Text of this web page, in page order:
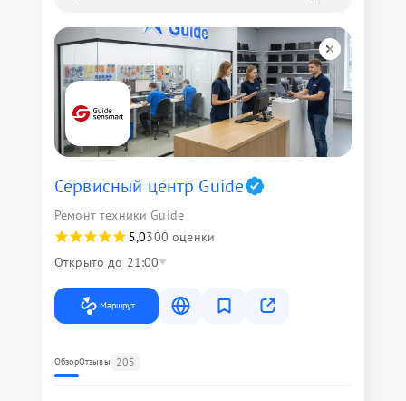
Сервисный центр Guide
Ремонт техники Guide
5,0300 оценки
Открыто до 21:00
Маршрут
ОбзорОтзывы 205